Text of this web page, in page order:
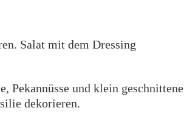
Salat mit dem Dressing
Pekannüsse und klein geschnittene
dekorieren.